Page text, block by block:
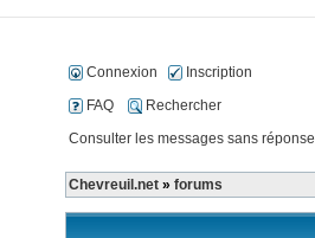
Connexion
Inscription
FAQ
Rechercher
Consulter les messages sans réponse
Chevreuil.net » forums